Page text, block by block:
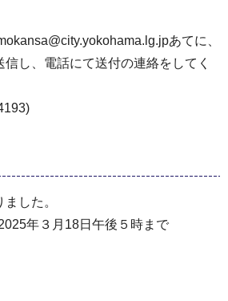
あてに、
し、電話にて送付の連絡をしてく
した。
年３月18日午後５時まで